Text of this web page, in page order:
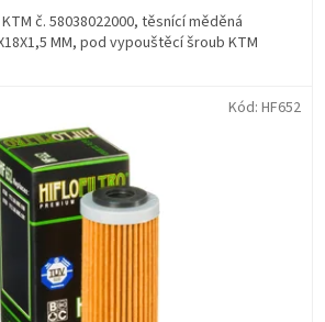
č. 58038022000, těsnící měděná
MM, pod vypouštěcí šroub KTM
Kód: HF652